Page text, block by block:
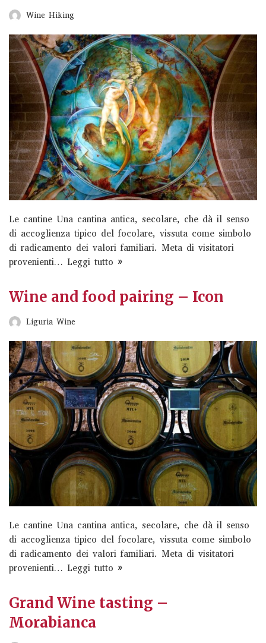
Wine Hiking
Le cantine Una cantina antica, secolare, che dà il senso
di accoglienza tipico del focolare, vissuta come simbolo
di radicamento dei valori familiari. Meta di visitatori
provenienti… Leggi tutto »
Wine and food pairing – Icon
Liguria Wine
Le cantine Una cantina antica, secolare, che dà il senso
di accoglienza tipico del focolare, vissuta come simbolo
di radicamento dei valori familiari. Meta di visitatori
provenienti… Leggi tutto »
Grand Wine tasting –
Morabianca
Taurasi experience Feudi di San Gregorio Un tour
alla Cantina e degustazione di tre calici di vino
(Selezioni…Read More »
ESPERIENZE E ATTIVITÀFEUDI DI SAN GREGORIO –
TENUTA VITIVINICOLA Gruppo WineVisionary‣ Visita
– 20 euro a… Read More »
Espressioni Vulcaniche Wine
Experience
Liguria Wine
Espressioni Vulcaniche Wine Experience, un excursus tra
spumanti, bianchi e rossi, per conoscere ed apprezzare al
meglio la nostra storia, il nostro terroir e i…Read More
»
Calvarina Wine Experience
Liguria Wine
Calvarina – Wine Experience Calvarina Wine Experience
Una tradizione centenaria custodita con cura e
tramandata attraverso l’espressività dei nostri vini
vulcanici… Per conoscere, apprezzare e…
Colonia club
Wine Hiking
Wine Hiking